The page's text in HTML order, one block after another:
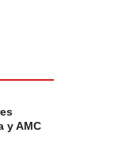
y AMC